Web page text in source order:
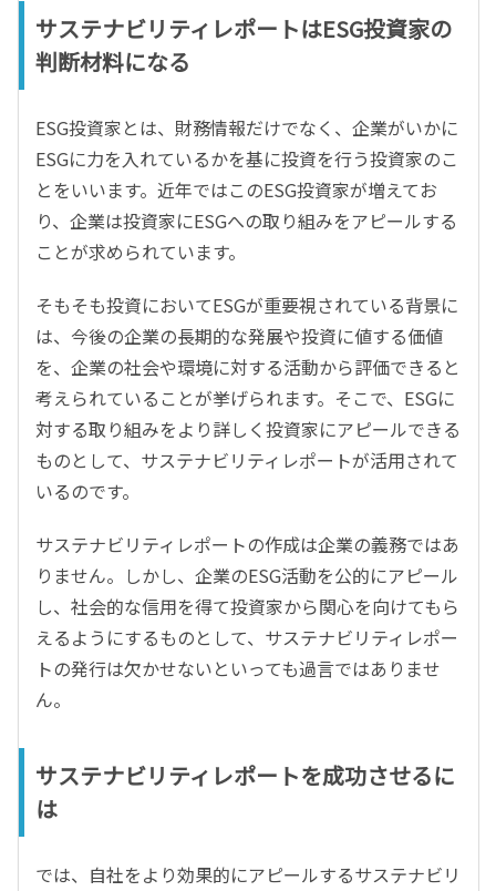
サステナビリティレポートはESG投資家の
判断材料になる
ESG投資家とは、財務情報だけでなく、企業がいかに
ESGに力を入れているかを基に投資を行う投資家のこ
とをいいます。近年ではこのESG投資家が増えてお
り、企業は投資家にESGへの取り組みをアピールする
ことが求められています。
そもそも投資においてESGが重要視されている背景に
は、今後の企業の長期的な発展や投資に値する価値
を、企業の社会や環境に対する活動から評価できると
考えられていることが挙げられます。そこで、ESGに
対する取り組みをより詳しく投資家にアピールできる
ものとして、サステナビリティレポートが活用されて
いるのです。
サステナビリティレポートの作成は企業の義務ではあ
りません。しかし、企業のESG活動を公的にアピール
し、社会的な信用を得て投資家から関心を向けてもら
えるようにするものとして、サステナビリティレポー
トの発行は欠かせないといっても過言ではありませ
ん。
サステナビリティレポートを成功させるに
は
では、自社をより効果的にアピールするサステナビリ